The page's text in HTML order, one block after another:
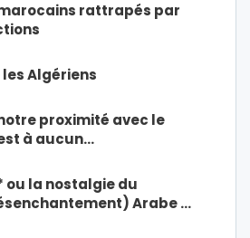
rattrapés par
Algériens
proximité avec le
à aucun…
ou la nostalgie du
Arabe …